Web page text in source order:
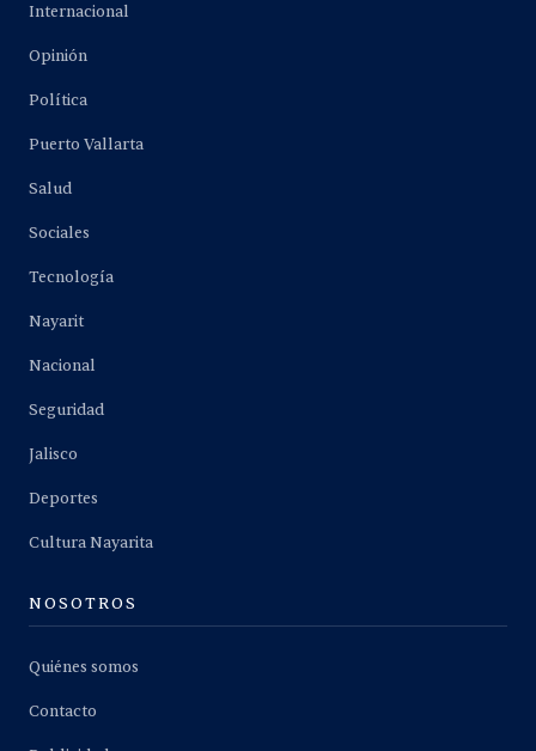
Internacional
Opinión
Política
Puerto Vallarta
Salud
Sociales
Tecnología
Nayarit
Nacional
Seguridad
Jalisco
Deportes
Cultura Nayarita
NOSOTROS
Quiénes somos
Contacto